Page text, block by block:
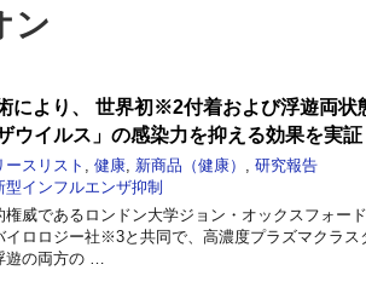
ン
により、 世界初※2付着および浮遊両状
ウイルス」の感染力を抑える効果を実証
ースリスト 健康 新商品（健康）
研究報告
型インフルエンザ抑制
威であるロンドン大学ジョン・オックスフォー
ロロジー社※3と共同で、高濃度プラズマクラス
遊の両方の …